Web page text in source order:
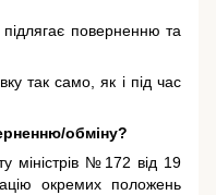
поверненню та
так само, як і під час
обміну?
міністрів №172 від 19
окремих положень